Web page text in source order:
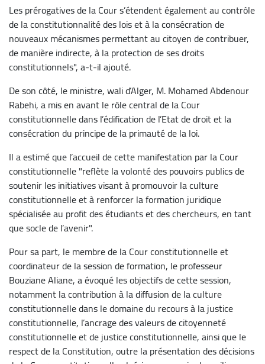
Les prérogatives de la Cour s’étendent également au contrôle
de la constitutionnalité des lois et à la consécration de
nouveaux mécanismes permettant au citoyen de contribuer,
de manière indirecte, à la protection de ses droits
constitutionnels", a-t-il ajouté.
De son côté, le ministre, wali d’Alger, M. Mohamed Abdenour
Rabehi, a mis en avant le rôle central de la Cour
constitutionnelle dans l’édification de l’Etat de droit et la
consécration du principe de la primauté de la loi.
Il a estimé que l’accueil de cette manifestation par la Cour
constitutionnelle "reflète la volonté des pouvoirs publics de
soutenir les initiatives visant à promouvoir la culture
constitutionnelle et à renforcer la formation juridique
spécialisée au profit des étudiants et des chercheurs, en tant
que socle de l’avenir".
Pour sa part, le membre de la Cour constitutionnelle et
coordinateur de la session de formation, le professeur
Bouziane Aliane, a évoqué les objectifs de cette session,
notamment la contribution à la diffusion de la culture
constitutionnelle dans le domaine du recours à la justice
constitutionnelle, l’ancrage des valeurs de citoyenneté
constitutionnelle et de justice constitutionnelle, ainsi que le
respect de la Constitution, outre la présentation des décisions